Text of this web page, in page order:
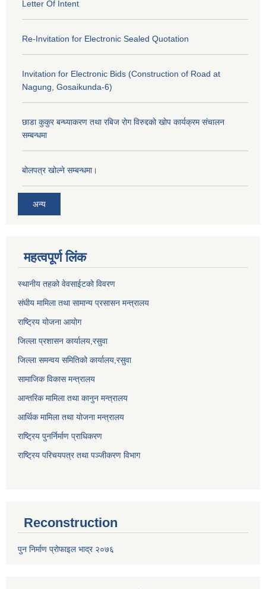
Letter Of Intent
Re-Invitation for Electronic Sealed Quotation
Invitation for Electronic Bids (Construction of Road at
Nagung, Gosaikunda-6)
छाडा कुकुर बन्ध्याकरण तथा रबिज रोग विरुद्दको खोप कार्यक्रम संचालन
सम्बन्धमा
बोलपत्र खोल्ने सम्बन्धमा।
अन्य
महत्वपूर्ण लिंक
स्थानीय तहको वेवसाईटको विवरण
संघीय मामिला तथा सामान्य प्रसासन मन्त्रालय
राष्ट्रिय योजना आयोग
जिल्ला प्रशासन कार्यालय, रसुवा
जिल्ला समन्वय समितिको कार्यालय, रसुवा
सामाजिक विकास मन्त्रालय
आन्तरिक मामिला तथा कानुन मन्त्रालय
आर्थिक मामिला तथा योजना मन्त्रालय
राष्ट्रिय पुनर्निर्माण प्राधिकरण
राष्ट्रिय परिचयपत्र तथा पञ्जीकरण विभाग
Reconstruction
पुन निर्माण प्रोफाइल भाद्र २०७६